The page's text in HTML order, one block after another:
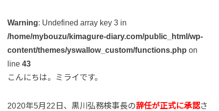
Warning: Undefined array key 3 in
/home/mybouzu/kimagure-diary.com/public_html/wp-
content/themes/yswallow_custom/functions.php on
line 43
こんにちは。ミライです。
2020年5月22日、黒川弘務検事長の辞任が正式に承認さ